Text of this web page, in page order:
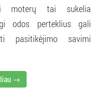
moterų tai sukelia
odos perteklius gali
pasitikėjimo savimi
→